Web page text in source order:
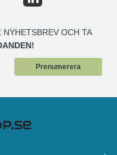
NYHETSBREV OCH TA
Prenumerera